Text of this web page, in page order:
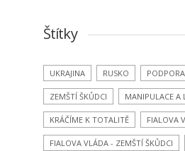
Štítky
UKRAJINA RUSKO
ZEMŠTÍ ŠKŮDCI MANIPULACE A
KRÁČÍME K TOTALITĚ FIALOVA
FIALOVA VLÁDA - ZEMŠTÍ ŠKŮDCI